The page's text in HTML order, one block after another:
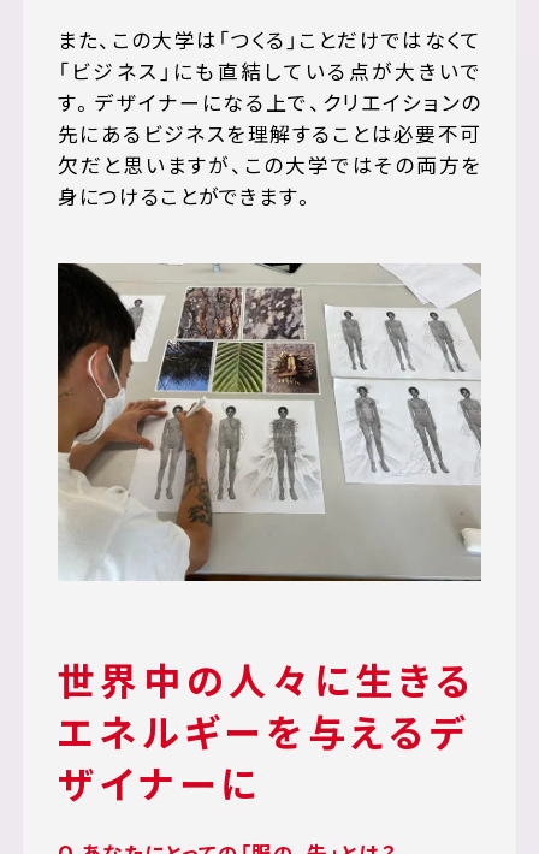
また、この大学は「つくる」ことだけではなくて
「ビジネス」にも直結している点が大きいで
す。デザイナーになる上で、クリエイションの
先にあるビジネスを理解することは必要不可
欠だと思いますが、この大学ではその両方を
身につけることができます。
世界中の人々に生きる
エネルギーを与えるデ
ザイナーに